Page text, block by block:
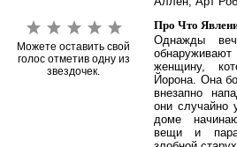
Можете оставить свой
голос отметив одну из
звездочек.
Про Что
Однажды
женщину,
Йорона. Она
внезапно
они случайно
доме
вещи и пара